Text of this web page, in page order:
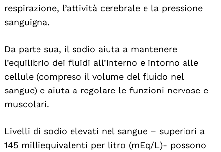
respirazione, l’attività cerebrale e la pressione
sanguigna.
Da parte sua, il sodio aiuta a mantenere
l’equilibrio dei fluidi all’interno e intorno alle
cellule (compreso il volume del fluido nel
sangue) e aiuta a regolare le funzioni nervose e
muscolari.
Livelli di sodio elevati nel sangue – superiori a
145 milliequivalenti per litro (mEq/L)- possono